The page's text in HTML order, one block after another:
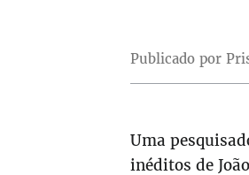
Publicado por
Uma
inéditos de